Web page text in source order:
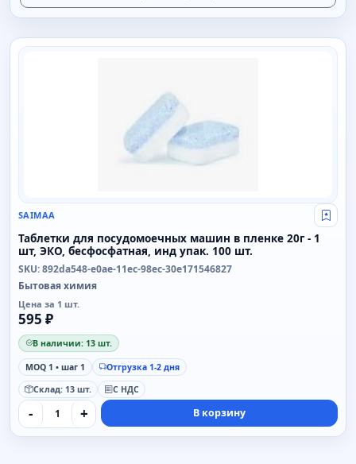
SAIMAA
SAIMAA Свой
Таблетки для посудомоечных машин в пленке 20г - 1
шт, ЭКО, бесфосфатная, инд упак. 100 шт.
SKU: 892da548-e0ae-11ec-98ec-30e171546827
Бытовая химия
Цена за 1 шт.
595 ₽
В наличии: 13 шт.
MOQ 1 • шаг 1
Отгрузка 1-2 дня
Склад: 13 шт.
С НДС
- + В корзину